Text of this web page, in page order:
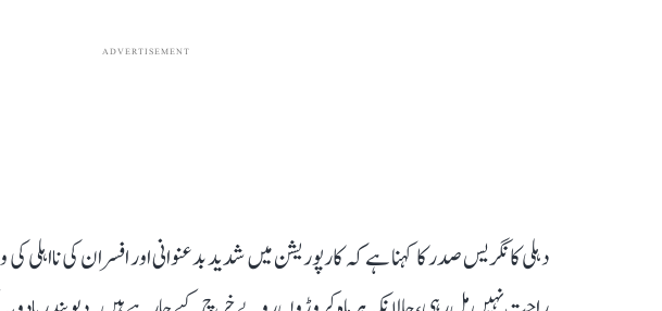
دہلی کانگریس صدر کا کہنا ہے کہ کارپوریشن میں شدید بدعنوانی اور افسران کی